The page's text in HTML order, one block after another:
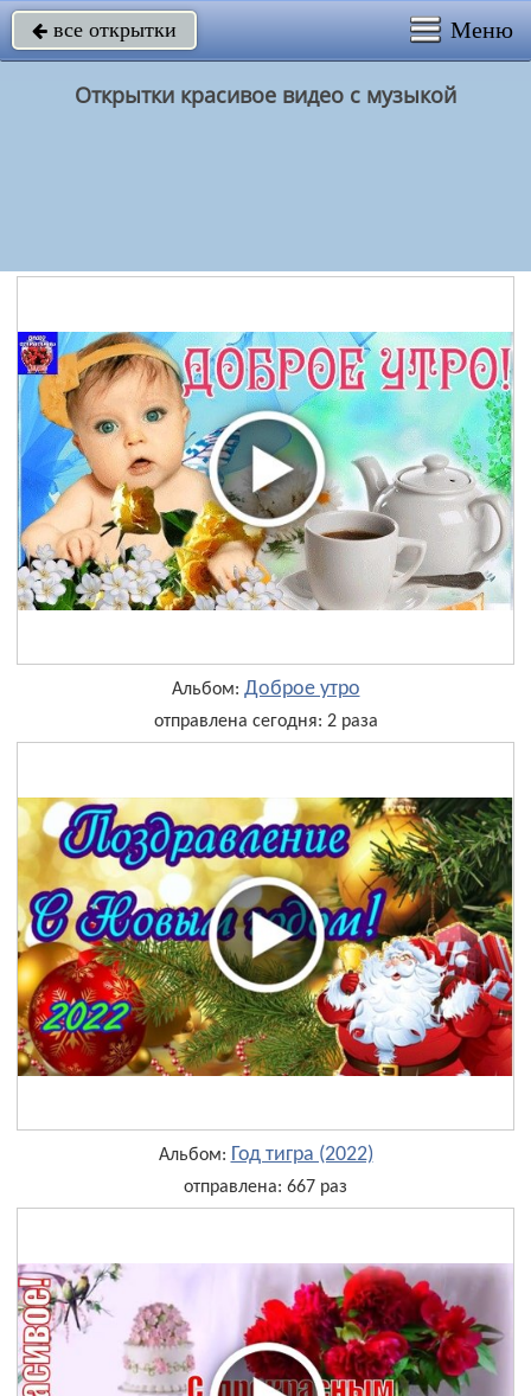
 все открытки Меню
Открытки красивое видео с музыкой
Альбом: Доброе утро
отправлена сегодня: 2 раза
Альбом: Год тигра (2022)
отправлена: 667 раз